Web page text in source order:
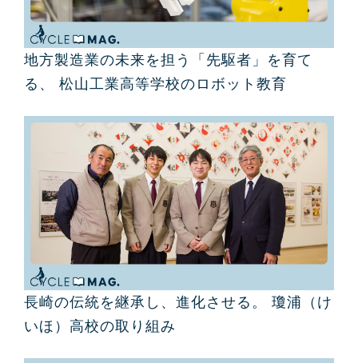
地方製造業の未来を担う「先駆者」を育て
る、 松山工業高等学校のロボット教育
長崎の伝統を継承し、進化させる。 瓊浦（け
いほ）高校の取り組み